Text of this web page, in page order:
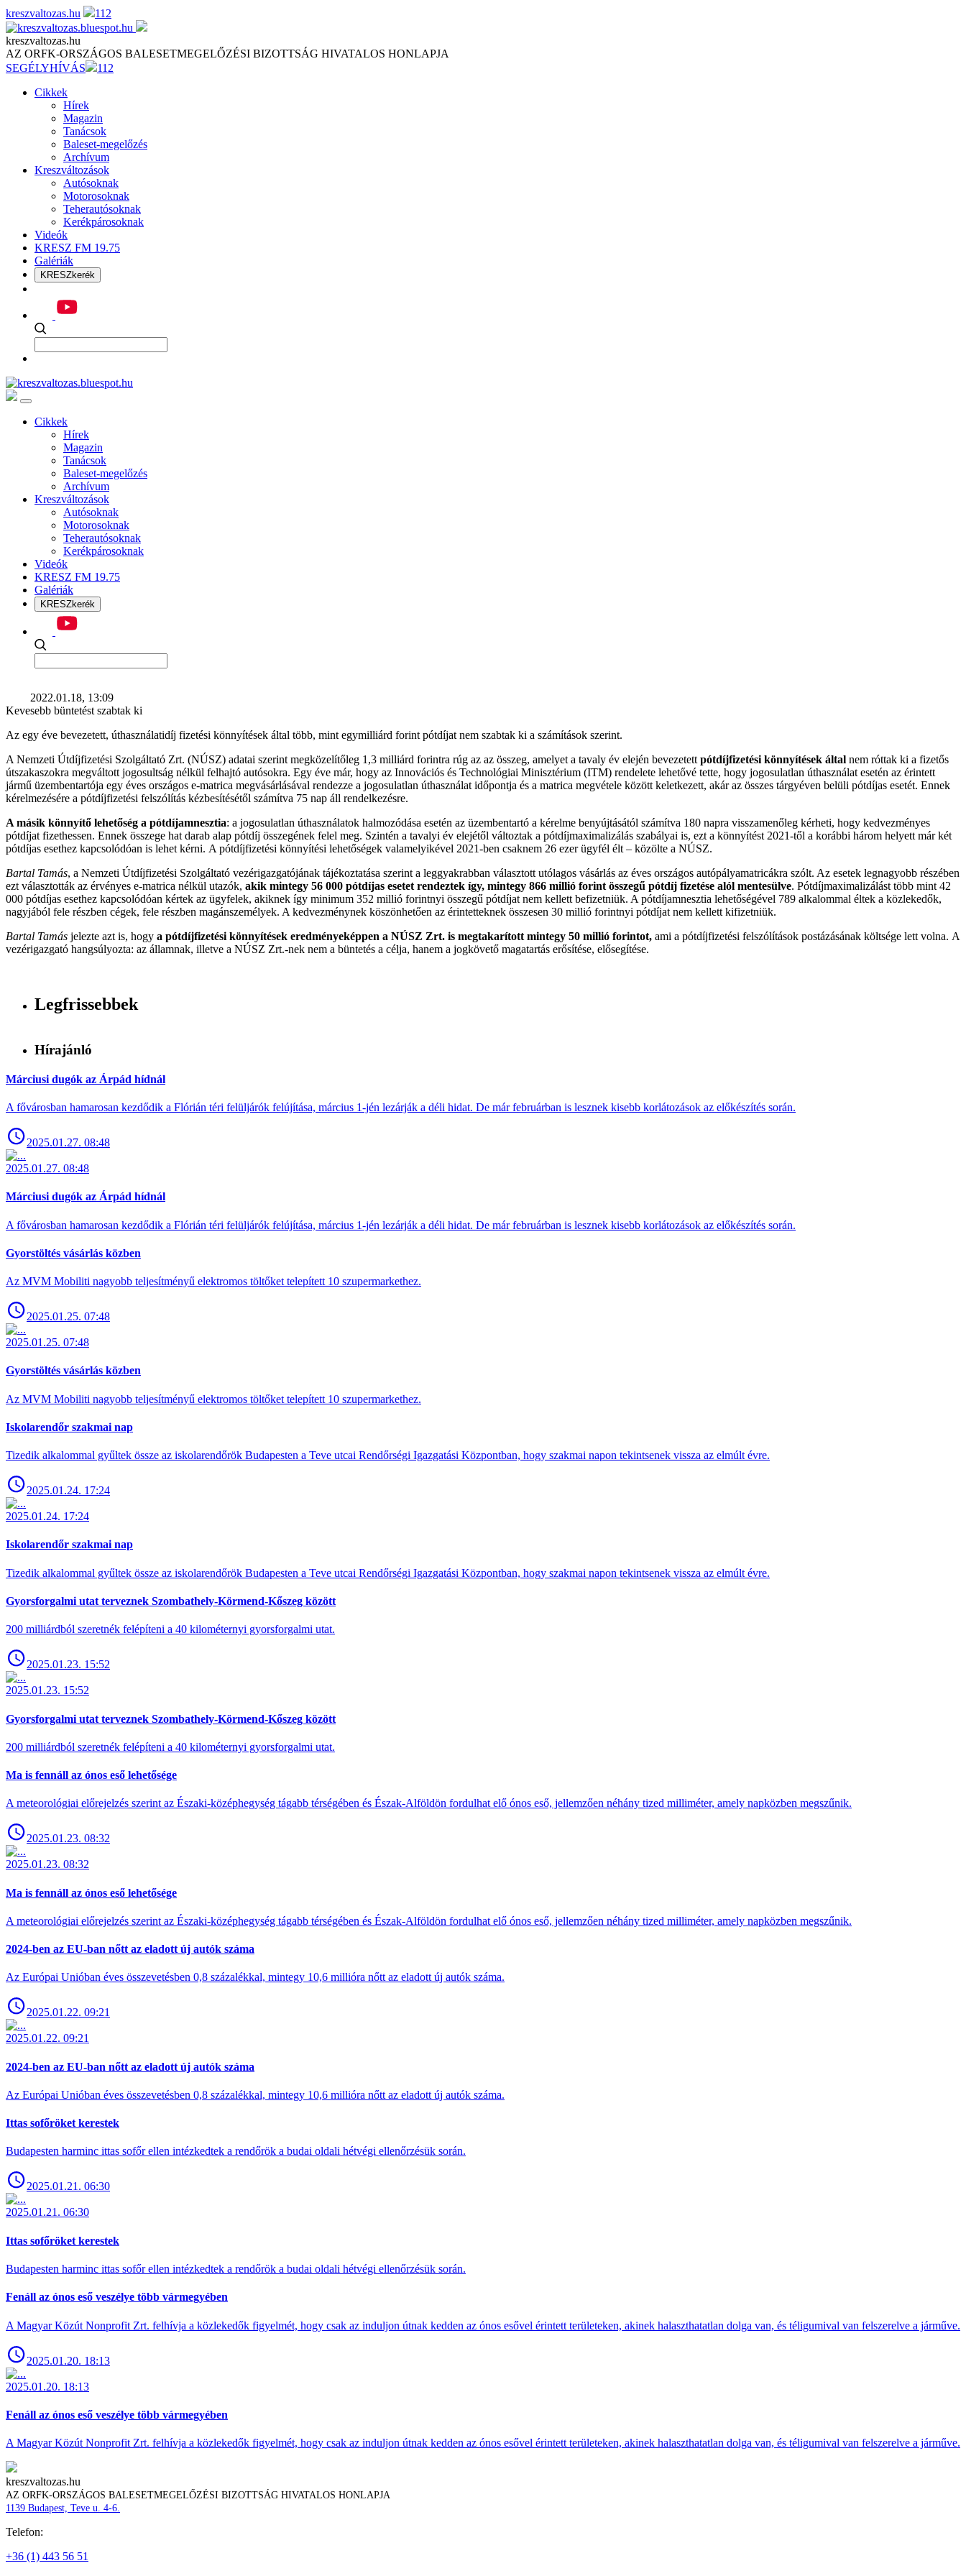
Skip
to
content
kreszvaltozas.hu 112
kreszvaltozas.hu
AZ ORFK-ORSZÁGOS BALESETMEGELŐZÉSI BIZOTTSÁG HIVATALOS HONLAPJA
SEGÉLYHÍVÁS
112
Cikkek
Hírek
Magazin
Tanácsok
Baleset-megelőzés
Archívum
Kreszváltozások
Autósoknak
Motorosoknak
Teherautósoknak
Kerékpárosoknak
Videók
KRESZ FM 19.75
Galériák
KRESZkerék
Cikkek
Hírek
Magazin
Tanácsok
Baleset-megelőzés
Archívum
Kreszváltozások
Autósoknak
Motorosoknak
Teherautósoknak
Kerékpárosoknak
Videók
KRESZ FM 19.75
Galériák
KRESZkerék
2022.01.18, 13:09
Kevesebb büntetést szabtak ki
Az egy éve bevezetett, úthasználatidíj fizetési könnyítések által több, mint egymilliárd forint pótdíjat nem szabtak ki a számítások szerint.
A Nemzeti Útdíjfizetési Szolgáltató Zrt. (NÚSZ) adatai szerint megközelítőleg 1,3 milliárd forintra rúg az az összeg, amelyet a tavaly év elején bevezetett pótdíjfizetési könnyítések által nem róttak ki a fizetős
útszakaszokra megváltott jogosultság nélkül felhajtó autósokra. Egy éve már, hogy az Innovációs és Technológiai Minisztérium (ITM) rendelete lehetővé tette, hogy jogosulatlan úthasználat esetén az érintett
jármű üzembentartója egy éves országos e-matrica megvásárlásával rendezze a jogosulatlan úthasználat időpontja és a matrica megvétele között keletkezett, akár az összes tárgyéven belüli pótdíjas esetét. Ennek
kérelmezésére a pótdíjfizetési felszólítás kézbesítésétől számítva 75 nap áll rendelkezésre.
A másik könnyítő lehetőség a pótdíjamnesztia: a jogosulatlan úthasználatok halmozódása esetén az üzembentartó a kérelme benyújtásától számítva 180 napra visszamenőleg kérheti, hogy kedvezményes
pótdíjat fizethessen. Ennek összege hat darab alap pótdíj összegének felel meg. Szintén a tavalyi év elejétől változtak a pótdíjmaximalizálás szabályai is, ezt a könnyítést 2021-től a korábbi három helyett már két
pótdíjas esethez kapcsolódóan is lehet kérni. A pótdíjfizetési könnyítési lehetőségek valamelyikével 2021-ben csaknem 26 ezer ügyfél élt – közölte a NÚSZ.
Bartal Tamás, a Nemzeti Útdíjfizetési Szolgáltató vezérigazgatójának tájékoztatása szerint a leggyakrabban választott utólagos vásárlás az éves országos autópályamatricákra szólt. Az esetek legnagyobb részében
ezt választották az érvényes e-matrica nélkül utazók, akik mintegy 56 000 pótdíjas esetet rendeztek így, mintegy 866 millió forint összegű pótdíj fizetése alól mentesülve. Pótdíjmaximalizálást több mint 42
000 pótdíjas esethez kapcsolódóan kértek az ügyfelek, akiknek így minimum 352 millió forintnyi összegű pótdíjat nem kellett befizetniük. A pótdíjamnesztia lehetőségével 789 alkalommal éltek a közlekedők,
nagyjából fele részben cégek, fele részben magánszemélyek. A kedvezménynek köszönhetően az érintetteknek összesen 30 millió forintnyi pótdíjat nem kellett kifizetniük.
Bartal Tamás jelezte azt is, hogy a pótdíjfizetési könnyítések eredményeképpen a NÚSZ Zrt. is megtakarított mintegy 50 millió forintot, ami a pótdíjfizetési felszólítások postázásának költsége lett volna. A
vezérigazgató hangsúlyozta: az államnak, illetve a NÚSZ Zrt.-nek nem a büntetés a célja, hanem a jogkövető magatartás erősítése, elősegítése.
Legfrissebbek
Hírajánló
Márciusi dugók az Árpád hídnál
A fővárosban hamarosan kezdődik a Flórián téri felüljárók felújítása, március 1-jén lezárják a déli hidat. De már februárban is lesznek kisebb korlátozások az előkészítés során.
2025.01.27. 08:48
2025.01.27. 08:48
Márciusi dugók az Árpád hídnál
A fővárosban hamarosan kezdődik a Flórián téri felüljárók felújítása, március 1-jén lezárják a déli hidat. De már februárban is lesznek kisebb korlátozások az előkészítés során.
Gyorstöltés vásárlás közben
Az MVM Mobiliti nagyobb teljesítményű elektromos töltőket telepített 10 szupermarkethez.
2025.01.25. 07:48
2025.01.25. 07:48
Gyorstöltés vásárlás közben
Az MVM Mobiliti nagyobb teljesítményű elektromos töltőket telepített 10 szupermarkethez.
Iskolarendőr szakmai nap
Tizedik alkalommal gyűltek össze az iskolarendőrök Budapesten a Teve utcai Rendőrségi Igazgatási Központban, hogy szakmai napon tekintsenek vissza az elmúlt évre.
2025.01.24. 17:24
2025.01.24. 17:24
Iskolarendőr szakmai nap
Tizedik alkalommal gyűltek össze az iskolarendőrök Budapesten a Teve utcai Rendőrségi Igazgatási Központban, hogy szakmai napon tekintsenek vissza az elmúlt évre.
Gyorsforgalmi utat terveznek Szombathely-Körmend-Kőszeg között
200 milliárdból szeretnék felépíteni a 40 kilométernyi gyorsforgalmi utat.
2025.01.23. 15:52
2025.01.23. 15:52
Gyorsforgalmi utat terveznek Szombathely-Körmend-Kőszeg között
200 milliárdból szeretnék felépíteni a 40 kilométernyi gyorsforgalmi utat.
Ma is fennáll az ónos eső lehetősége
A meteorológiai előrejelzés szerint az Északi-középhegység tágabb térségében és Észak-Alföldön fordulhat elő ónos eső, jellemzően néhány tized milliméter, amely napközben megszűnik.
2025.01.23. 08:32
2025.01.23. 08:32
Ma is fennáll az ónos eső lehetősége
A meteorológiai előrejelzés szerint az Északi-középhegység tágabb térségében és Észak-Alföldön fordulhat elő ónos eső, jellemzően néhány tized milliméter, amely napközben megszűnik.
2024-ben az EU-ban nőtt az eladott új autók száma
Az Európai Unióban éves összevetésben 0,8 százalékkal, mintegy 10,6 millióra nőtt az eladott új autók száma.
2025.01.22. 09:21
2025.01.22. 09:21
2024-ben az EU-ban nőtt az eladott új autók száma
Az Európai Unióban éves összevetésben 0,8 százalékkal, mintegy 10,6 millióra nőtt az eladott új autók száma.
Ittas sofőröket kerestek
Budapesten harminc ittas sofőr ellen intézkedtek a rendőrök a budai oldali hétvégi ellenőrzésük során.
2025.01.21. 06:30
2025.01.21. 06:30
Ittas sofőröket kerestek
Budapesten harminc ittas sofőr ellen intézkedtek a rendőrök a budai oldali hétvégi ellenőrzésük során.
Fenáll az ónos eső veszélye több vármegyében
A Magyar Közút Nonprofit Zrt. felhívja a közlekedők figyelmét, hogy csak az induljon útnak kedden az ónos esővel érintett területeken, akinek halaszthatatlan dolga van, és téligumival van felszerelve a járműve.
2025.01.20. 18:13
2025.01.20. 18:13
Fenáll az ónos eső veszélye több vármegyében
A Magyar Közút Nonprofit Zrt. felhívja a közlekedők figyelmét, hogy csak az induljon útnak kedden az ónos esővel érintett területeken, akinek halaszthatatlan dolga van, és téligumival van felszerelve a járműve.
kreszvaltozas.hu
AZ ORFK-ORSZÁGOS BALESETMEGELŐZÉSI BIZOTTSÁG HIVATALOS HONLAPJA
1139 Budapest, Teve u. 4-6.
Telefon:
+36 (1) 443 56 51